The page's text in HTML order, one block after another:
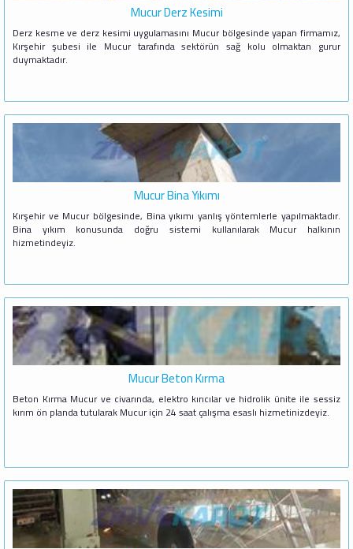
Mucur Derz Kesimi
Derz kesme ve derz kesimi uygulamasını Mucur bölgesinde yapan firmamız,
Kırşehir şubesi ile Mucur tarafında sektörün sağ kolu olmaktan gurur
duymaktadır.
Mucur Bina Yıkımı
Kırşehir ve Mucur bölgesinde, Bina yıkımı yanlış yöntemlerle yapılmaktadır.
Bina yıkım konusunda doğru sistemi kullanılarak Mucur halkının
hizmetindeyiz.
Mucur Beton Kırma
Beton Kırma Mucur ve civarında, elektro kırıcılar ve hidrolik ünite ile sessiz
kırım ön planda tutularak Mucur için 24 saat çalışma esaslı hizmetinizdeyiz.